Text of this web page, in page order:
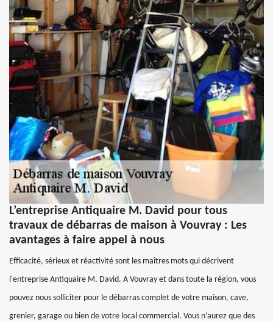
L’entreprise Antiquaire M. David pour tous
travaux de débarras de maison à Vouvray : Les
avantages à faire appel à nous
Efficacité, sérieux et réactivité sont les maîtres mots qui décrivent
l'entreprise Antiquaire M. David. A Vouvray et dans toute la région, vous
pouvez nous solliciter pour le débarras complet de votre maison, cave,
grenier, garage ou bien de votre local commercial. Vous n’aurez que des